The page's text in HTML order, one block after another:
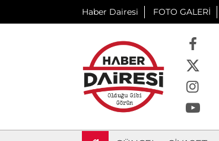
Haber Dairesi FOTO GALERİ